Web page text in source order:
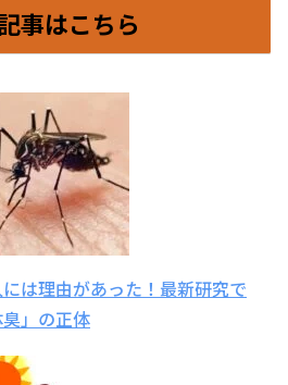
事はこちら
は理由があった！最新研究で
」の正体